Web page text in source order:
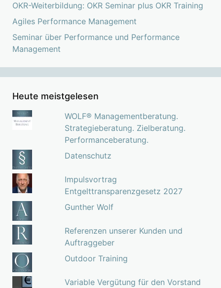
OKR-Weiterbildung: OKR Seminar plus OKR Training
Agiles Performance Management
Seminar über Performance und Performance
Management
Heute meistgelesen
WOLF® Managementberatung.
Strategieberatung. Zielberatung.
Performanceberatung.
Datenschutz
Impulsvortrag
Entgelttransparenzgesetz 2027
Gunther Wolf
Referenzen unserer Kunden und
Auftraggeber
Outdoor Training
Variable Vergütung für den Vorstand